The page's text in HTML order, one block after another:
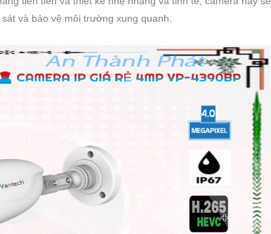
và bảo vệ môi trường xung quanh.